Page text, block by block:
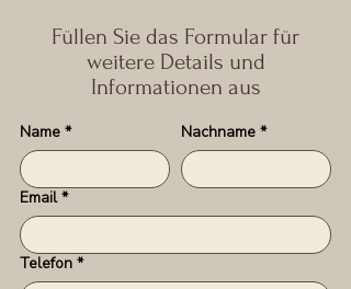
Füllen Sie das Formular für
weitere Details und
Informationen aus
Name * Nachname *
Email *
Telefon *